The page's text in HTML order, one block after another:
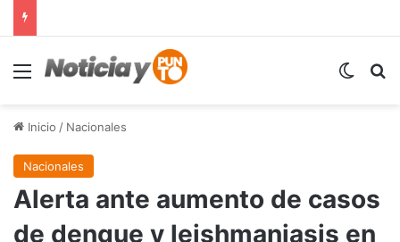
Menú
Inicio / Nacionales
Nacionales
Alerta ante aumento de casos
de dengue y leishmaniasis en